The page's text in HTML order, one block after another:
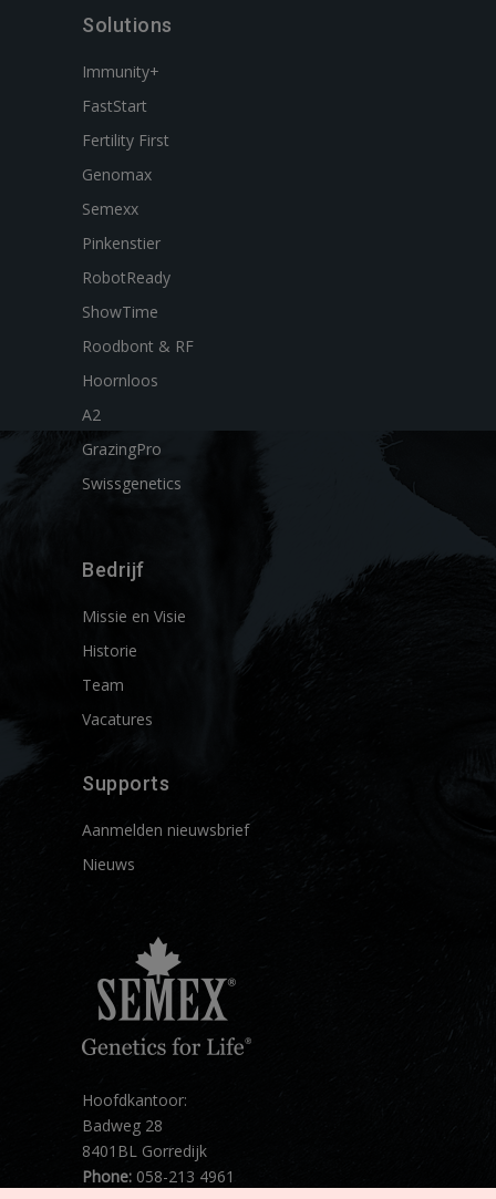
Solutions
Immunity+
FastStart
Fertility First
Genomax
Semexx
Pinkenstier
RobotReady
ShowTime
Roodbont & RF
Hoornloos
A2
GrazingPro
Swissgenetics
Bedrijf
Missie en Visie
Historie
Team
Vacatures
Supports
Aanmelden nieuwsbrief
Nieuws
Hoofdkantoor:
Badweg 28
8401BL Gorredijk
Phone: 058-213 4961